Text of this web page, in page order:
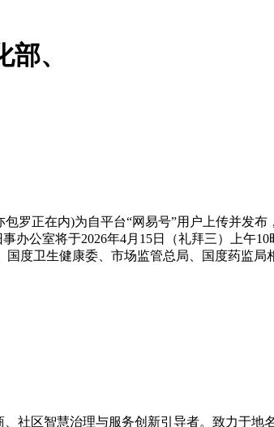
、
正在内)为自平台“网易号”用户上传并发布
办公室将于2026年4月15日（礼拜三）上午
度卫生健康委、市场监管总局、国度药监
社区智慧治理与服务创新引导者。致力于